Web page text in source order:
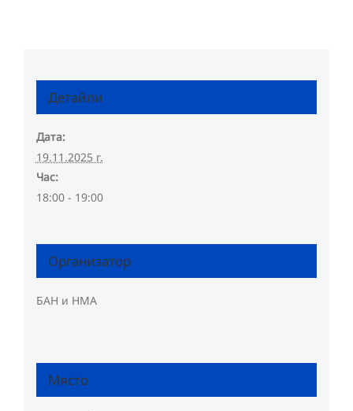
Детайли
Дата:
19.11.2025 г.
Час:
18:00 - 19:00
Организатор
БАН и НМА
Място